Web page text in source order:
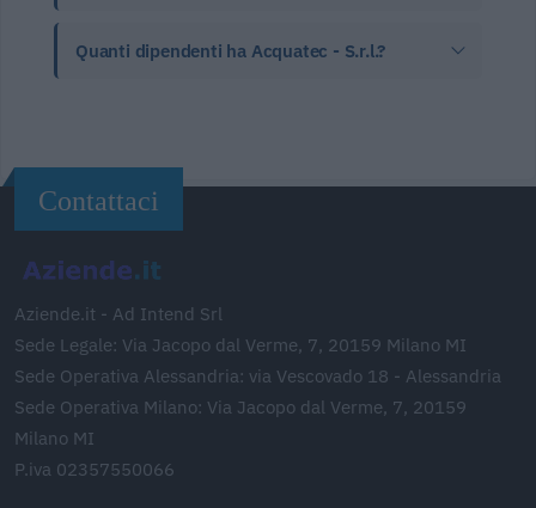
Quanti dipendenti ha Acquatec - S.r.l.?
Contattaci
Aziende.it - Ad Intend Srl
Sede Legale: Via Jacopo dal Verme, 7, 20159 Milano MI
Sede Operativa Alessandria: via Vescovado 18 - Alessandria
Sede Operativa Milano: Via Jacopo dal Verme, 7, 20159
Milano MI
P.iva 02357550066